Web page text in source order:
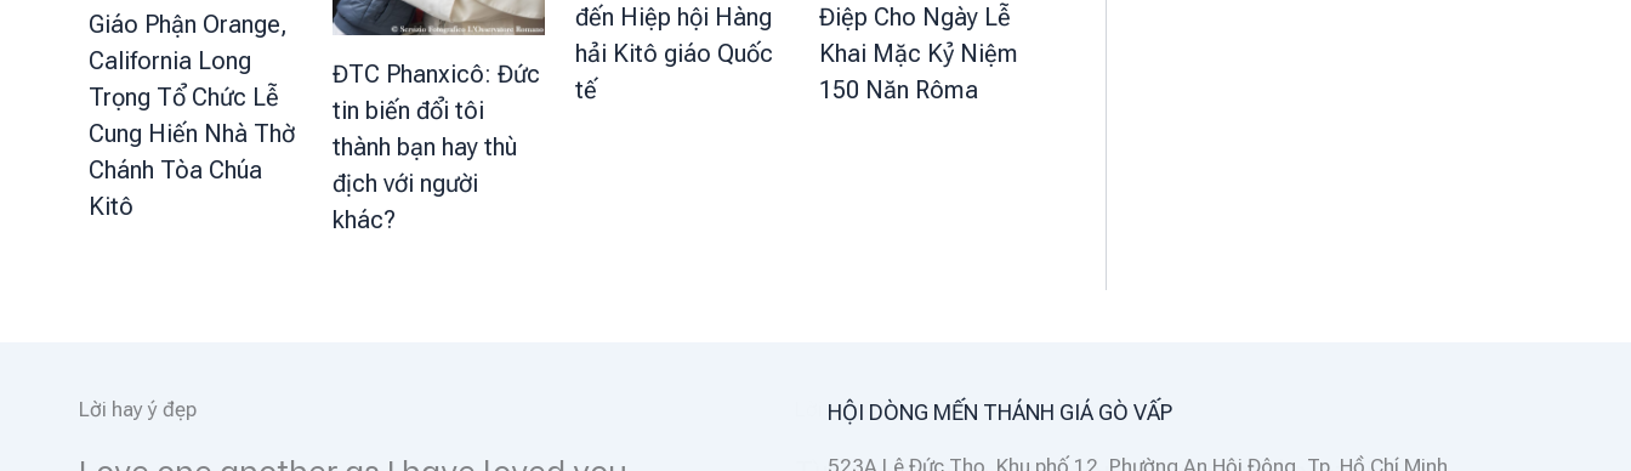
Giáo Phận Orange,
California Long
Trọng Tổ Chức Lễ
Cung Hiến Nhà Thờ
Chánh Tòa Chúa
Kitô
ĐTC Phanxicô: Đức
tin biến đổi tôi
thành bạn hay thù
địch với người
khác?
đến Hiệp hội Hàng
hải Kitô giáo Quốc
tế
Điệp Cho Ngày Lễ
Khai Mặc Kỷ Niệm
150 Năn Rôma
Lời hay ý đẹp HỘI DÒNG MẾN THÁNH GIÁ GÒ VẤP
523A Lê Đức Thọ, Khu phố 12, Phường An Hội Đông, Tp. Hồ Chí Minh